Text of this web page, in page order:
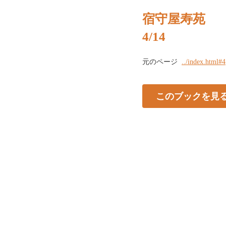
宿守屋寿苑
4/14
元のページ ../index.html#4
このブックを見